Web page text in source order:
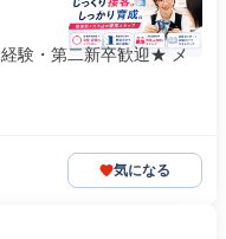
験・第二新卒歓迎★ メ
気になる